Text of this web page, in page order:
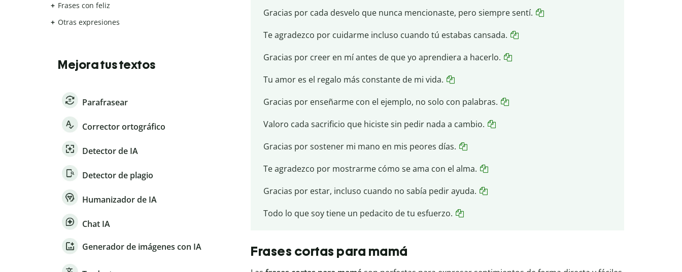
Gracias por cada desvelo que nunca mencionaste, pero siempre sentí.
Te agradezco por cuidarme incluso cuando tú estabas cansada.
Gracias por creer en mí antes de que yo aprendiera a hacerlo.
Tu amor es el regalo más constante de mi vida.
Gracias por enseñarme con el ejemplo, no solo con palabras.
Valoro cada sacrificio que hiciste sin pedir nada a cambio.
Gracias por sostener mi mano en mis peores días.
Te agradezco por mostrarme cómo se ama con el alma.
Gracias por estar, incluso cuando no sabía pedir ayuda.
Todo lo que soy tiene un pedacito de tu esfuerzo.
Frases cortas para mamá
Frases con feliz
Otras expresiones
Mejora tus textos
Parafrasear
Corrector ortográfico
Detector de IA
Detector de plagio
Humanizador de IA
Chat IA
Generador de imágenes con IA